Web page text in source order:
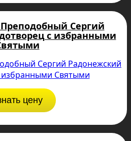
Сергий
с избранными
цену